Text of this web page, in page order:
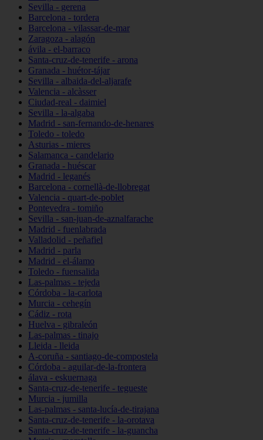
Sevilla - gerena
Barcelona - tordera
Barcelona - vilassar-de-mar
Zaragoza - alagón
ávila - el-barraco
Santa-cruz-de-tenerife - arona
Granada - huétor-tájar
Sevilla - albaida-del-aljarafe
Valencia - alcàsser
Ciudad-real - daimiel
Sevilla - la-algaba
Madrid - san-fernando-de-henares
Toledo - toledo
Asturias - mieres
Salamanca - candelario
Granada - huéscar
Madrid - leganés
Barcelona - cornellà-de-llobregat
Valencia - quart-de-poblet
Pontevedra - tomiño
Sevilla - san-juan-de-aznalfarache
Madrid - fuenlabrada
Valladolid - peñafiel
Madrid - parla
Madrid - el-álamo
Toledo - fuensalida
Las-palmas - tejeda
Córdoba - la-carlota
Murcia - cehegín
Cádiz - rota
Huelva - gibraleón
Las-palmas - tinajo
Lleida - lleida
A-coruña - santiago-de-compostela
Córdoba - aguilar-de-la-frontera
álava - eskuernaga
Santa-cruz-de-tenerife - tegueste
Murcia - jumilla
Las-palmas - santa-lucía-de-tirajana
Santa-cruz-de-tenerife - la-orotava
Santa-cruz-de-tenerife - la-guancha